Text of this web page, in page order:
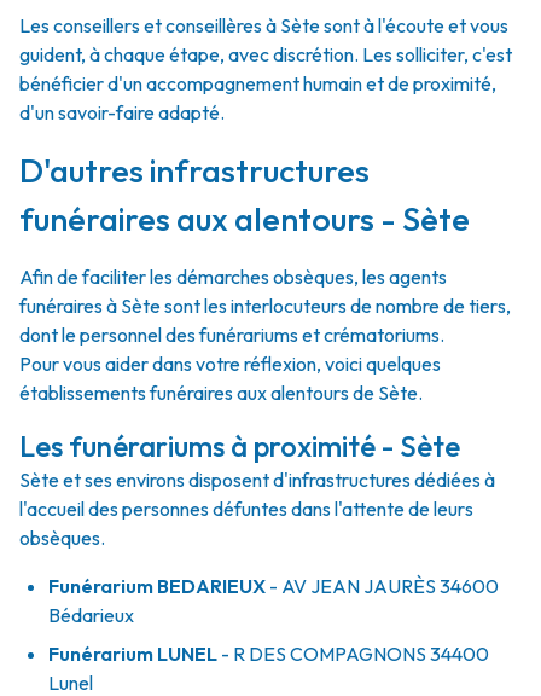
Les conseillers et conseillères à Sète sont à l'écoute et vous
guident, à chaque étape, avec discrétion. Les solliciter, c'est
bénéficier d'un accompagnement humain et de proximité,
d'un savoir-faire adapté.
D'autres infrastructures
funéraires aux alentours - Sète
Afin de faciliter les démarches obsèques, les agents
funéraires à Sète sont les interlocuteurs de nombre de tiers,
dont le personnel des funérariums et crématoriums.
Pour vous aider dans votre réflexion, voici quelques
établissements funéraires aux alentours de Sète.
Les funérariums à proximité - Sète
Sète et ses environs disposent d'infrastructures dédiées à
l'accueil des personnes défuntes dans l'attente de leurs
obsèques.
Funérarium BEDARIEUX - AV JEAN JAURÈS 34600
Bédarieux
Funérarium LUNEL - R DES COMPAGNONS 34400
Lunel